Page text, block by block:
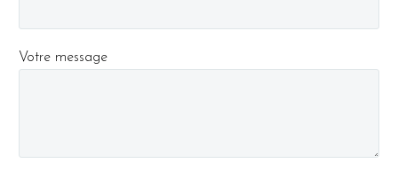
Votre message